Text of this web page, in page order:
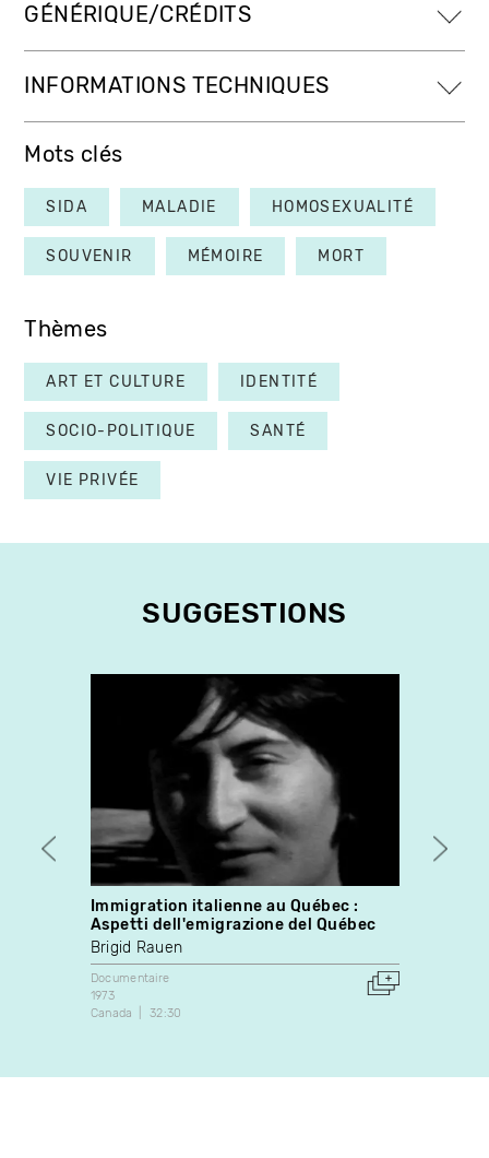
GÉNÉRIQUE/CRÉDITS
INFORMATIONS TECHNIQUES
Mots clés
SIDA MALADIE HOMOSEXUALITÉ
SOUVENIR MÉMOIRE MORT
Thèmes
ART ET CULTURE IDENTITÉ
SOCIO-POLITIQUE SANTÉ
VIE PRIVÉE
SUGGESTIONS
Immigration italienne au Québec :
Aspetti dell'emigrazione del Québec
Brigid Rauen
Documentaire
1973
Canada
32:30